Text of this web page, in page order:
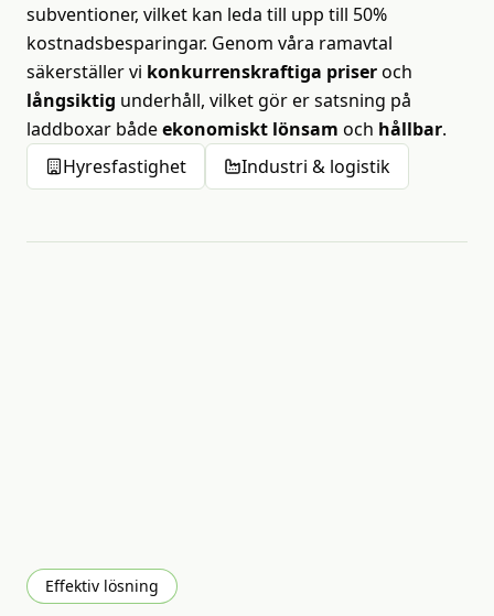
subventioner, vilket kan leda till upp till 50%
kostnadsbesparingar. Genom våra ramavtal
säkerställer vi konkurrenskraftiga priseroch
långsiktig underhåll, vilket gör er satsning på
laddboxar bådeekonomiskt lönsam och hållbar.
Hyresfastighet
Industri & logistik
Effektiv lösning